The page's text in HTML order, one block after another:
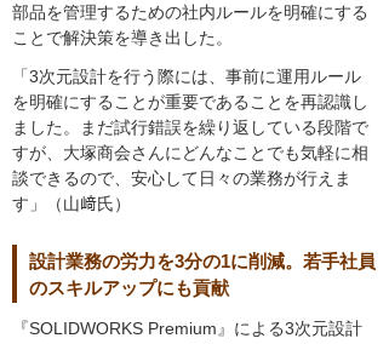
部品を管理するための社内ルールを明確にする
ことで解決策を導き出した。
「3次元設計を行う際には、事前に運用ルール
を明確にすることが重要であることを再認識し
ました。まだ試行錯誤を繰り返している段階で
すが、大塚商会さんにどんなことでも気軽に相
談できるので、安心して日々の業務が行えま
す」（山﨑氏）
設計業務の労力を3分の1に削減。若手社員
のスキルアップにも貢献
『SOLIDWORKS Premium』による3次元設計